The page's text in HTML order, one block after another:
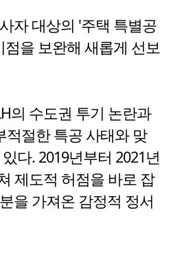
자 대상의 '주택 특별공
점을 보완해 새롭게 선보
의 수도권 투기 논란과
적절한 특공 사태와 맞
다. 2019년부터 2021년
제도적 허점을 바로 잡
을 가져온 감정적 정서